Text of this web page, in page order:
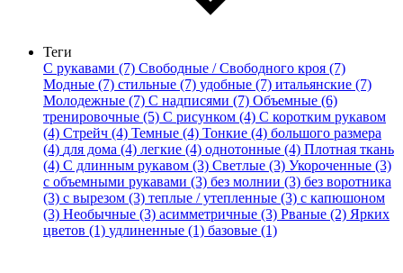
Теги
С рукавами (7) Свободные / Свободного кроя (7)
Модные (7) стильные (7) удобные (7) итальянские (7)
Молодежные (7) С надписями (7) Объемные (6)
тренировочные (5) С рисунком (4) С коротким рукавом
(4) Стрейч (4) Темные (4) Тонкие (4) большого размера
(4) для дома (4) легкие (4) однотонные (4) Плотная ткань
(4) С длинным рукавом (3) Светлые (3) Укороченные (3)
с объемными рукавами (3) без молнии (3) без воротника
(3) с вырезом (3) теплые / утепленные (3) с капюшоном
(3) Необычные (3) асимметричные (3) Рваные (2) Ярких
цветов (1) удлиненные (1) базовые (1)